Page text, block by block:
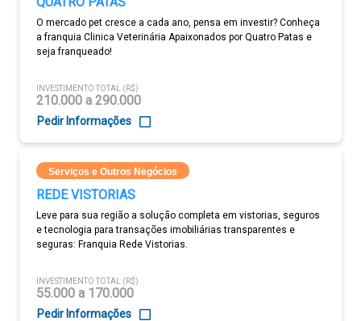
O mercado pet cresce a cada ano, pensa em investir? Conheça
a franquia Clinica Veterinária Apaixonados por Quatro Patas e
seja franqueado!
INVESTIMENTO TOTAL (R$)
210.000 a 290.000
Pedir Informações
Serviços e Outros Negócios
REDE VISTORIAS
Leve para sua região a solução completa em vistorias, seguros
e tecnologia para transações imobiliárias transparentes e
seguras: Franquia Rede Vistorias.
INVESTIMENTO TOTAL (R$)
55.000 a 170.000
Pedir Informações